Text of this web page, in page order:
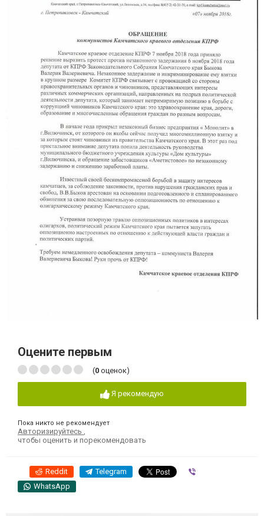
Оцените первым
(0 оценок)
Я рекомендую
Пока никто не рекомендует
Авторизируйтесь ,
чтобы оценить и порекомендовать
Reddit Telegram
WhatsApp